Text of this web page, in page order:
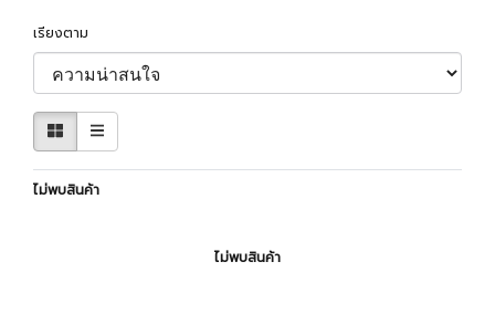
เรียงตาม
ไม่พบสินค้า
ไม่พบสินค้า